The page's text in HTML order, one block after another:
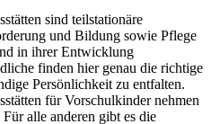
sind teilstationäre
und Bildung sowie Pflege
in ihrer Entwicklung
finden hier genau die richtige
Persönlichkeit zu entfalten.
für Vorschulkinder nehmen
alle anderen gibt es die